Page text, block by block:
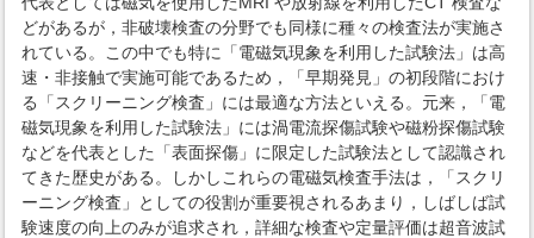
どがあるが，非破壊検査の分野でも同様に種々の検査法が実施さ
れている。この中でも特に「電磁気現象を利用した試験法」は高
速・非接触で実施可能であるため，「早期発見」の初段階におけ
る「スクリーニング検査」には最適な方法といえる。元来，「電
磁気現象を利用した試験法」には渦電流探傷試験や磁粉探傷試験
などを代表とした「表面探傷」に限定した試験法として認識され
てきた歴史がある。しかしこれらの電磁気検査手法は，「スクリ
ーニング検査」としての役割が重要視されるあまり，しばしば試
験速度の向上のみが追求され，詳細な検査や定量評価は超音波試